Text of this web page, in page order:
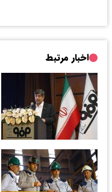
اخبار مرتبط